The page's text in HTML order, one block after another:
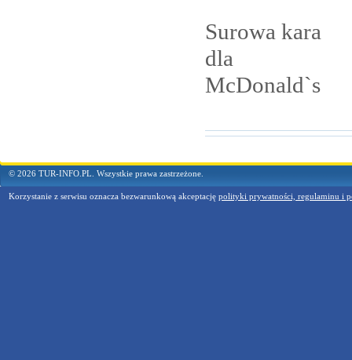
Surowa kara
dla
McDonald`s
© 2026 TUR-INFO.PL. Wszystkie prawa zastrzeżone.
Korzystanie z serwisu oznacza bezwarunkową akceptację polityki prywatności, regulaminu i